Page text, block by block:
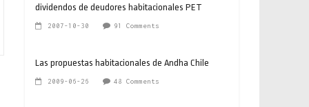
dividendos de deudores habitacionales PET
2007-10-30 91 Comments
Las propuestas habitacionales de Andha Chile
2009-06-26 48 Comments